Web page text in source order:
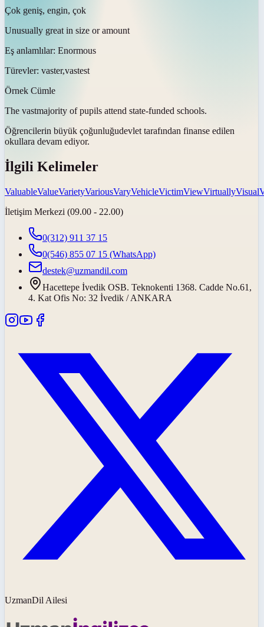
Çok geniş, engin, çok
Unusually great in size or amount
Eş anlamlılar: Enormous
Türevler: vaster,vastest
Örnek Cümle
The vastmajority of pupils attend state-funded schools.
Öğrencilerin büyük çoğunluğudevlet tarafından finanse edilen
okullara devam ediyor.
İlgili Kelimeler
ValuableValueVarietyVariousVaryVehicleVictimViewVirtuallyVisual
İletişim Merkezi (09.00 - 22.00)
0(312) 911 37 15
0(546) 855 07 15 (WhatsApp)
destek@uzmandil.com
Hacettepe İvedik OSB. Teknokenti 1368. Cadde No.61,
4. Kat Ofis No: 32 İvedik / ANKARA
UzmanDil Ailesi